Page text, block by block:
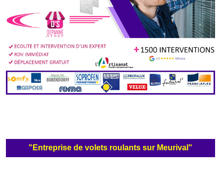
"Entreprise de volets roulants sur Meurival"